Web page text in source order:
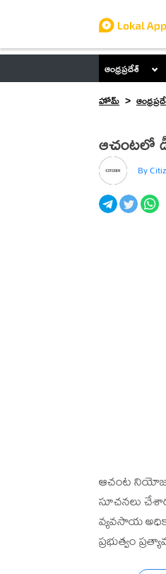
ఆంధ్రప్రదేశ్
హోమ్
ఆచంటలో
By
ఆచంట
సూచనలు
వ్యవసాయ
ప్రభుత్వం